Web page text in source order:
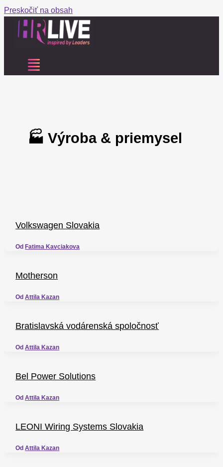
Preskočiť na obsah
🏭 Výroba & priemysel
Volkswagen Slovakia
Od Fatima Kavciakova
Motherson
Od Attila Kazan
Bratislavská vodárenská spoločnosť
Od Attila Kazan
Bel Power Solutions
Od Attila Kazan
LEONI Wiring Systems Slovakia
Od Attila Kazan